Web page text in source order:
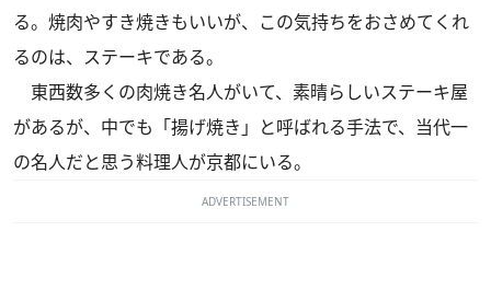
る。焼肉やすき焼きもいいが、この気持ちをおさめてくれ
るのは、ステーキである。
東西数多くの肉焼き名人がいて、素晴らしいステーキ屋
があるが、中でも「揚げ焼き」と呼ばれる手法で、当代一
の名人だと思う料理人が京都にいる。
ADVERTISEMENT